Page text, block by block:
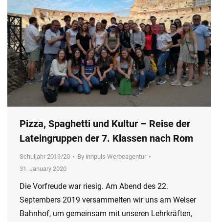
Pizza, Spaghetti und Kultur – Reise der
Lateingruppen der 7. Klassen nach Rom
Schuljahr 2019/20 By innpuls Werbeagentur
31. January 2020
Die Vorfreude war riesig. Am Abend des 22.
Septembers 2019 versammelten wir uns am Welser
Bahnhof, um gemeinsam mit unseren Lehrkräften,